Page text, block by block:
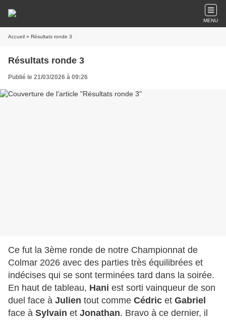
MENU
Accueil » Résultats ronde 3
Résultats ronde 3
Publié le 21/03/2026 à 09:26
Ce fut la 3ème ronde de notre Championnat de
Colmar 2026 avec des parties très équilibrées et
indécises qui se sont terminées tard dans la soirée.
En haut de tableau, Hani est sorti vainqueur de son
duel face à Julien tout comme Cédric et Gabriel
face à Sylvain et Jonathan. Bravo à ce dernier, il